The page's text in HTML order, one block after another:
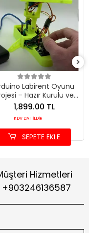
Labirent Oyunu
– Hazır Kurulu ve
Yazılım Yüklü Tam Set
1,899.00 TL
KDV DAHİLDİR
SEPETE EKLE
Hizmetleri
+903246136587